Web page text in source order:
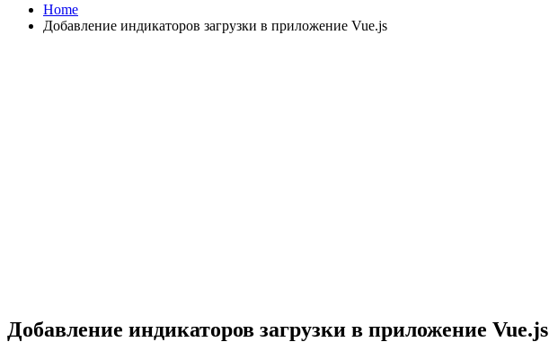
Home
Добавление индикаторов загрузки в приложение Vue.js
Добавление индикаторов загрузки в приложение Vue.js